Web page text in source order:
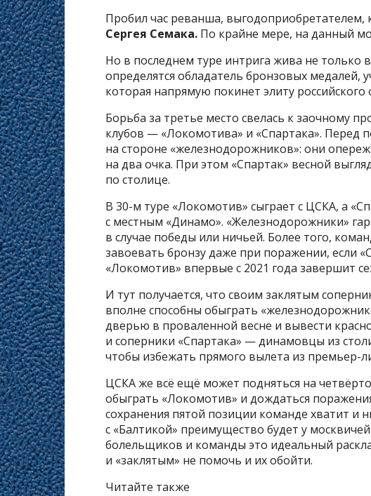
Пробил час реванша, выгодоприобретателем,
Сергея Семака. По крайне мере, на данный
Но в последнем туре интрига жива не только
определятся обладатель бронзовых медалей,
которая напрямую покинет элиту российского
Борьба за третье место свелась к заочному
клубов — «Локомотива» и «Спартака». Перед
на стороне «железнодорожников»: они
на два очка. При этом «Спартак» весной
по столице.
В 30-м туре «Локомотив» сыграет с ЦСКА, а
с местным «Динамо». «Железнодорожники»
в случае победы или ничьей. Более того,
завоевать бронзу даже при поражении, если
«Локомотив» впервые с 2021 года завершит
И тут получается, что своим заклятым
вполне способны обыграть
дверью в проваленной весне и вывести
и соперники «Спартака» — динамовцы из
чтобы избежать прямого вылета из премьер-
ЦСКА же всё ещё может подняться на
обыграть «Локомотив» и дождаться
сохранения пятой позиции команде хватит и
с «Балтикой» преимущество будет у
болельщиков и команды это идеальный
и «заклятым» не помочь и их обойти.
Читайте также